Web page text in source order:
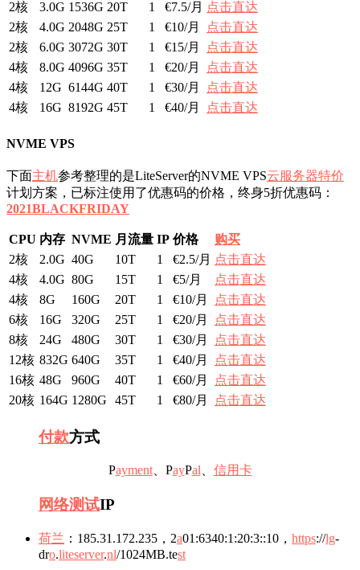
2核
3.0G 1536G 20T 1 €7.5/月 点击直达
2核
4.0G 2048G 25T 1 €10/月
点击直达
2核
6.0G 3072G 30T 1 €15/月
点击直达
4核
8.0G 4096G 35T 1 €20/月
点击直达
4核
12G 6144G 40T 1 €30/月
点击直达
4核
16G 8192G 45T 1 €40/月 点击直达
NVME VPS
下面主机参考整理的是LiteServer的NVME VPS云服务器特价
计划方案，已标注使用了优惠码的价格，终身5折优惠码：
2021BLACKFRIDAY
CPU 内存 NVME 月流量 IP 价格
购买
2核
2.0G 40G 10T 1 €2.5/月 点击直达
4核
4.0G 80G 15T 1 €5/月
点击直达
4核
8G 160G 20T 1 €10/月
点击直达
6核
16G 320G 25T 1 €20/月
点击直达
8核
24G 480G 30T 1 €30/月
点击直达
12核 832G 640G 35T 1 €40/月
点击直达
16核 48G 960G 40T 1 €60/月
点击直达
20核 164G 1280G 45T 1 €80/月 点击直达
付款方式
Payment、PayPal 信用卡
网络测试IP
荷兰 ：185.31.172.235，2a01:6340:1:20:3::10， https://lg-
dro.liteserver.nl/1024MB.test